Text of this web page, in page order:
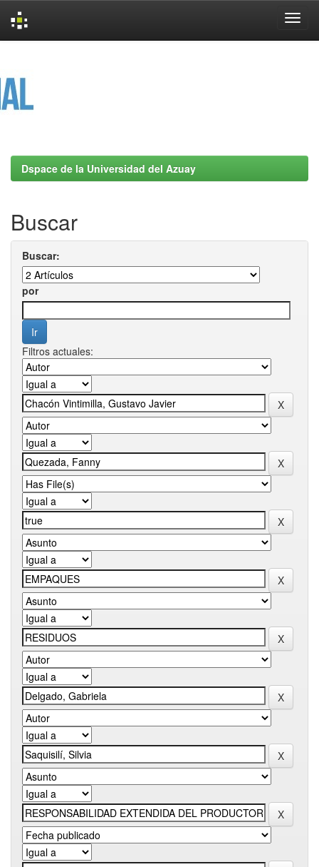
Dspace de la Universidad del Azuay
Buscar
Buscar:
por
Filtros actuales: